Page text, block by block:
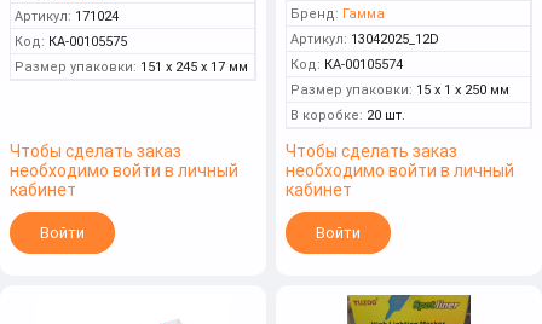
Артикул: 171024
Код: КА-00105575
Размер упаковки: 151 x 245 x 17 мм
Чтобы сделать заказ
необходимо войти в личный
кабинет
Войти
Бренд: Гамма
Артикул: 13042025_12D
Код: КА-00105574
Размер упаковки: 15 x 1 x 250 мм
В коробке: 20 шт.
Чтобы сделать заказ
необходимо войти в личный
кабинет
Войти